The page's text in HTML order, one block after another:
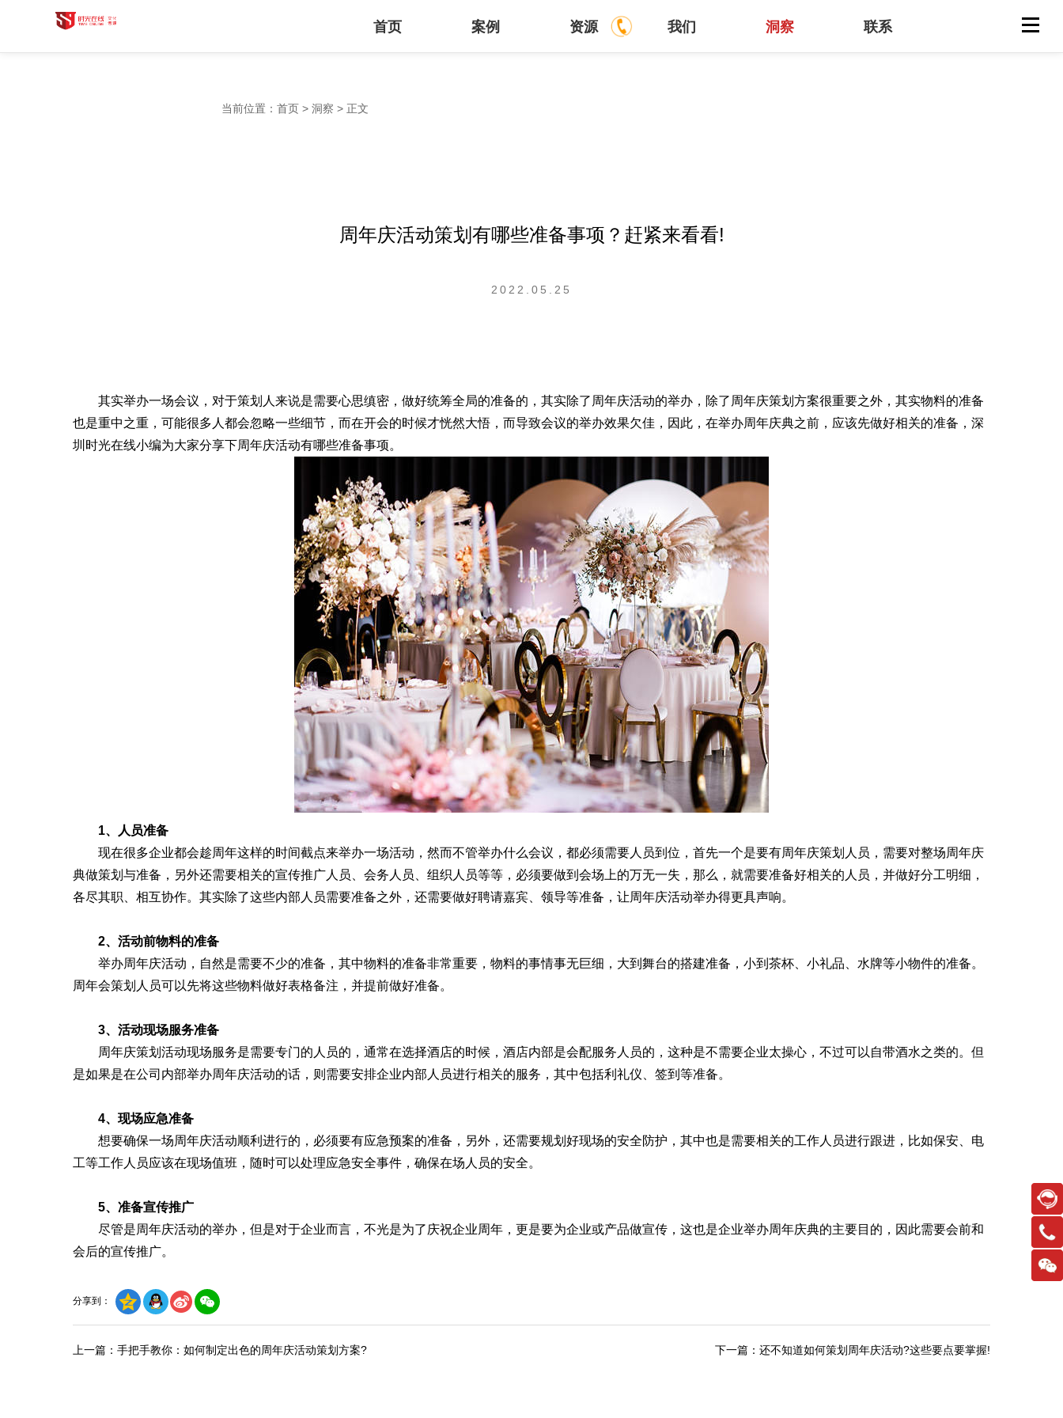
首页 案例 资源 我们 洞察 联系
当前位置： 首页 > 洞察 > 正文
周年庆活动策划有哪些准备事项？赶紧来看看!
2022.05.25
其实举办一场会议，对于策划人来说是需要心思缜密，做好统筹全局的准备的，其实除了周年庆活动的举办，除了周年庆策划方案很重要之外，其实物料的准备
也是重中之重，可能很多人都会忽略一些细节，而在开会的时候才恍然大悟，而导致会议的举办效果欠佳，因此，在举办周年庆典之前，应该先做好相关的准备，深
圳时光在线小编为大家分享下周年庆活动有哪些准备事项。
1、人员准备
现在很多企业都会趁周年这样的时间截点来举办一场活动，然而不管举办什么会议，都必须需要人员到位，首先一个是要有周年庆策划人员，需要对整场周年庆
典做策划与准备，另外还需要相关的宣传推广人员、会务人员、组织人员等等，必须要做到会场上的万无一失，那么，就需要准备好相关的人员，并做好分工明细，
各尽其职、相互协作。其实除了这些内部人员需要准备之外，还需要做好聘请嘉宾、领导等准备，让周年庆活动举办得更具声响。
2、活动前物料的准备
举办周年庆活动，自然是需要不少的准备，其中物料的准备非常重要，物料的事情事无巨细，大到舞台的搭建准备，小到茶杯、小礼品、水牌等小物件的准备。
周年会策划人员可以先将这些物料做好表格备注，并提前做好准备。
3、活动现场服务准备
周年庆策划活动现场服务是需要专门的人员的，通常在选择酒店的时候，酒店内部是会配服务人员的，这种是不需要企业太操心，不过可以自带酒水之类的。但
是如果是在公司内部举办周年庆活动的话，则需要安排企业内部人员进行相关的服务，其中包括利礼仪、签到等准备。
4、现场应急准备
想要确保一场周年庆活动顺利进行的，必须要有应急预案的准备，另外，还需要规划好现场的安全防护，其中也是需要相关的工作人员进行跟进，比如保安、电
工等工作人员应该在现场值班，随时可以处理应急安全事件，确保在场人员的安全。
5、准备宣传推广
尽管是周年庆活动的举办，但是对于企业而言，不光是为了庆祝企业周年，更是要为企业或产品做宣传，这也是企业举办周年庆典的主要目的，因此需要会前和
会后的宣传推广。
分享到：
上一篇：手把手教你：如何制定出色的周年庆活动策划方案? 下一篇：还不知道如何策划周年庆活动?这些要点要掌握!